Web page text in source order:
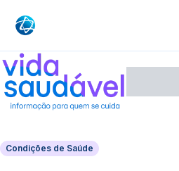
Condições de Saúde